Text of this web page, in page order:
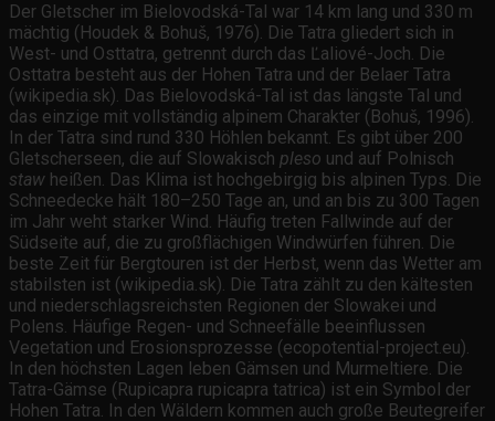
Der Gletscher im Bielovodská-Tal war 14 km lang und 330 m
mächtig (Houdek & Bohuš, 1976). Die Tatra gliedert sich in
West- und Osttatra, getrennt durch das Ľaliové-Joch. Die
Osttatra besteht aus der Hohen Tatra und der Belaer Tatra
(wikipedia.sk). Das Bielovodská-Tal ist das längste Tal und
das einzige mit vollständig alpinem Charakter (Bohuš, 1996).
In der Tatra sind rund 330 Höhlen bekannt. Es gibt über 200
Gletscherseen, die auf Slowakisch pleso und auf Polnisch
staw heißen. Das Klima ist hochgebirgig bis alpinen Typs. Die
Schneedecke hält 180–250 Tage an, und an bis zu 300 Tagen
im Jahr weht starker Wind. Häufig treten Fallwinde auf der
Südseite auf, die zu großflächigen Windwürfen führen. Die
beste Zeit für Bergtouren ist der Herbst, wenn das Wetter am
stabilsten ist (wikipedia.sk). Die Tatra zählt zu den kältesten
und niederschlagsreichsten Regionen der Slowakei und
Polens. Häufige Regen- und Schneefälle beeinflussen
Vegetation und Erosionsprozesse (ecopotential-project.eu).
In den höchsten Lagen leben Gämsen und Murmeltiere. Die
Tatra-Gämse (Rupicapra rupicapra tatrica) ist ein Symbol der
Hohen Tatra. In den Wäldern kommen auch große Beutegreifer